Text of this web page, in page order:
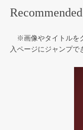
Recommended
※画像やタイトルを
入ページにジャンプで